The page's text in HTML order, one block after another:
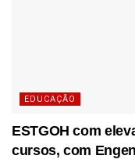
EDUCAÇÃO
ESTGOH com
cursos, com